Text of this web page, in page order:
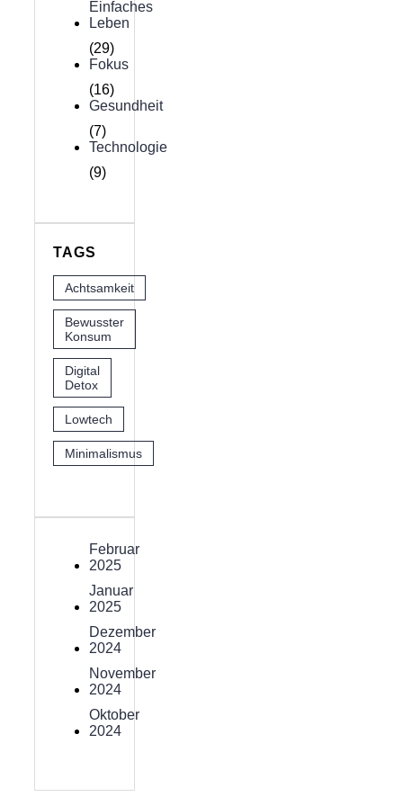
Einfaches
Leben
(29)
Fokus
(16)
Gesundheit
(7)
Technologie
(9)
TAGS
Achtsamkeit
Bewusster
Konsum
Digital
Detox
Lowtech
Minimalismus
Februar
2025
Januar
2025
Dezember
2024
November
2024
Oktober
2024